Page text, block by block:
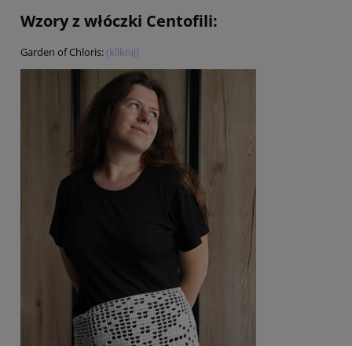
Wzory z włóczki Centofili:
Garden of Chloris:(kliknij)